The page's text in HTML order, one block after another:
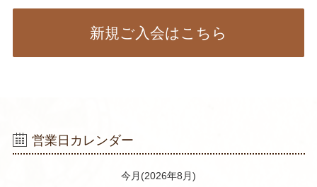
新規ご入会はこちら
営業日カレンダー
今月(2026年8月)